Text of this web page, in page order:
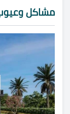
مشاكل وعيوب